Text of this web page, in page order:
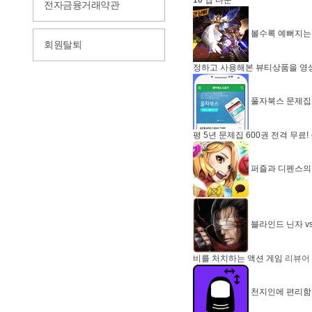
전자금융거래약관
회원탈퇴
볼수록 예뻐지
정하고 사용해본 뷰티상품을
풀자북스 문제
평 5년 문제집 600권 전격 무료
퍼즐과 디펜스
블라인드 닌자
비를 처치하는 액션 게임 리뷰어
천지인에 편리